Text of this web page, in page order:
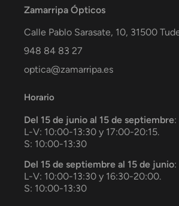
Zamarripa Ópticos
Calle Pablo Sarasate, 10, 31500
948 84 83 27
optica@zamarripa.es
Horario
Del 15 de junio al 15 de septiembre:
L-V: 10:00-13:30 y 17:00-20:15.
S: 10:00-13:30
Del 15 de septiembre al 15 de junio:
L-V: 10:00-13:30 y 16:30-20:00.
S: 10:00-13:30